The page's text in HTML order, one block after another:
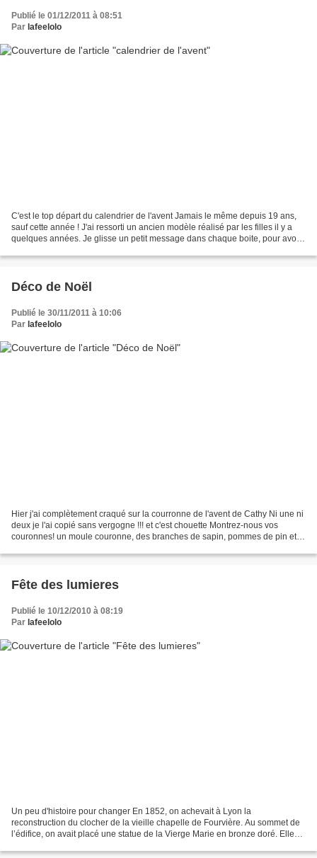
Publié le 01/12/2011 à 08:51
Par lafeelolo
C'est le top départ du calendrier de l'avent Jamais le même depuis 19 ans,
sauf cette année ! J'ai ressorti un ancien modèle réalisé par les filles il y a
quelques années. Je glisse un petit message dans chaque boite, pour avoir
Déco de Noël
Publié le 30/11/2011 à 10:06
Par lafeelolo
Hier j'ai complètement craqué sur la courronne de l'avent de Cathy Ni une ni
deux je l'ai copié sans vergogne !!! et c'est chouette Montrez-nous vos
couronnes! un moule couronne, des branches de sapin, pommes de pin et
Fête des lumieres
Publié le 10/12/2010 à 08:19
Par lafeelolo
Un peu d'histoire pour changer En 1852, on achevait à Lyon la
reconstruction du clocher de la vieille chapelle de Fourvière. Au sommet de
l’édifice, on avait placé une statue de la Vierge Marie en bronze doré. Elle